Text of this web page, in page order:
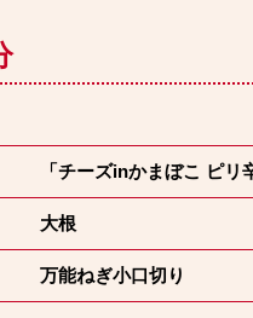
「チーズinかまぼこ ピリ
大根
万能ねぎ小口切り